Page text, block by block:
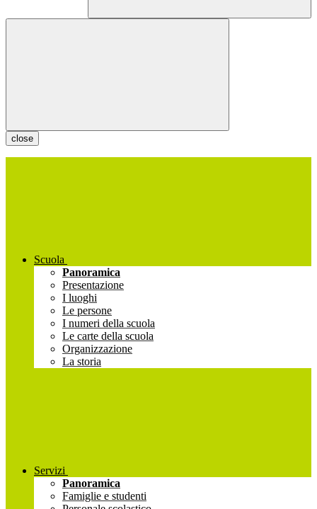
close
Scuola
Panoramica
Presentazione
I luoghi
Le persone
I numeri della scuola
Le carte della scuola
Organizzazione
La storia
Servizi
Panoramica
Famiglie e studenti